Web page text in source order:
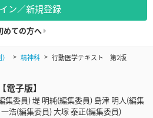
ン／新規登録
めての方へ
精神科 行動医学テキスト 第2版
子版】
集委員) 堤 明純(編集委員) 島津 明人(編集
浩(編集委員) 大塚 泰正(編集委員)